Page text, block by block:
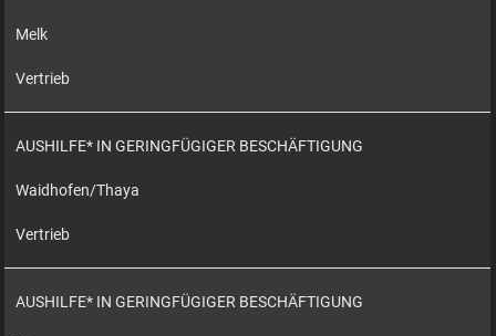
Melk
Vertrieb
AUSHILFE* IN GERINGFÜGIGER BESCHÄFTIGUNG
Waidhofen/Thaya
Vertrieb
AUSHILFE* IN GERINGFÜGIGER BESCHÄFTIGUNG